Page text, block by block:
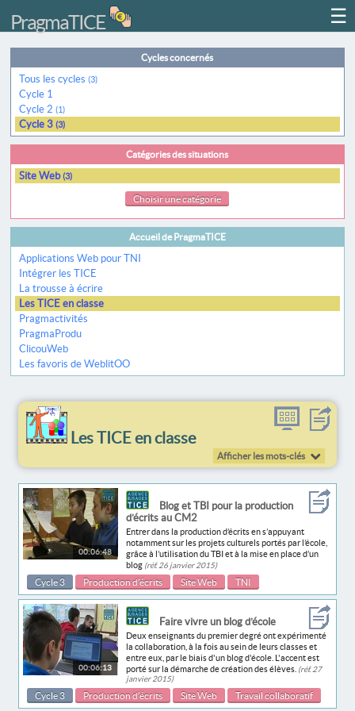
PragmaTICE
Cycles concernés
Tous les cycles(3)
Cycle 1
Cycle 2(1)
Cycle 3(3)
Catégories des situations
Site Web(3)
Choisir une catégorie
Accueil de PragmaTICE
Applications Web pour TNI
Intégrer les TICE
La trousse à écrire
Les TICE en classe
Pragmactivités
PragmaProdu
ClicouWeb
Les favoris de WeblitOO
Les TICE en classe
Afficher les mots-clés
00:06:48
Blog et TBI pour la production
d’écrits au CM2
Entrer dans la production d’écrits en s’appuyant
notamment sur les projets culturels portés par l’école,
grâce à l’utilisation du TBI et à la mise en place d’un
blog (réf. 26 janvier 2015)
Cycle 3 Production d’écrits Site Web TNI
00:06:13
Faire vivre un blog d’école
Deux enseignants du premier degré ont expérimenté
la collaboration, à la fois au sein de leurs classes et
entre eux, par le biais d'un blog d'école. L'accent est
porté sur la démarche de création des élèves. (réf. 27
janvier 2015)
Cycle 3 Production d’écrits Site Web Travail collaboratif
☰